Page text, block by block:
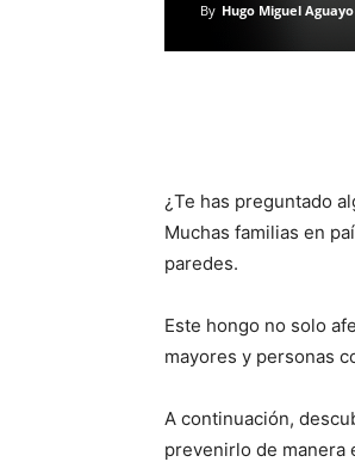
By Hugo Miguel
¿Te has preguntado
Muchas familias en
paredes.
Este hongo no solo
mayores y personas
A continuación,
prevenirlo de manera